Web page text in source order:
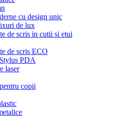
cu design unic
de lux
de scris in cutii si etui
de scris ECO
PDA
laser
copii